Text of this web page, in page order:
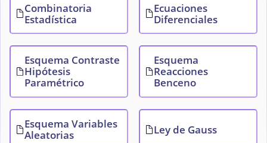
Combinatoria
Estadística
Ecuaciones
Diferenciales
Esquema Contraste
Hipótesis
Paramétrico
Esquema
Reacciones
Benceno
Esquema Variables
Aleatorias
Ley de Gauss